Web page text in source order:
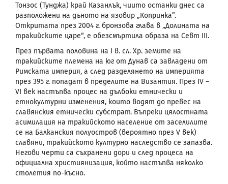
Тонзос (Тунджа) край Казанлък, чиито останки днес са
разположени на дъното на язовир „Копринка”.
Откритата през 2004 г. бронзова глава в „Долината на
тракийските царе“, е обезсмъртила образа на Севт III.
През първата половина на I в. сл. Хр. земите на
тракийските племена на юг от Дунав са завладени от
Римската империя, а след разделянето на империята
през 395 г. попадат в пределите на Византия. През IV –
VI век настъпва процес на дълбоки етнически и
етнокултурни изменения, които водят до превес на
славянския етнически субстрат. Въпреки цялостната
асимилация на тракийското население от заселилите
се на Балканския полуостров (вероятно през V век)
славяни, тракийското културно наследство се запазва.
Негови черти са съхранени дори и след процеса на
официална християнизация, който настъпва няколко
столетия по-късно.